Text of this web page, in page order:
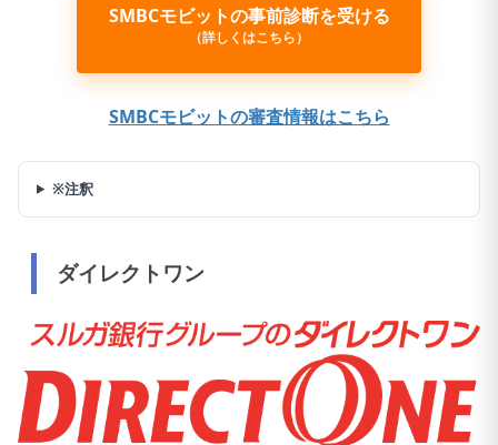
SMBCモビットの事前診断を受ける
（詳しくはこちら）
SMBCモビットの審査情報はこちら
※注釈
ダイレクトワン